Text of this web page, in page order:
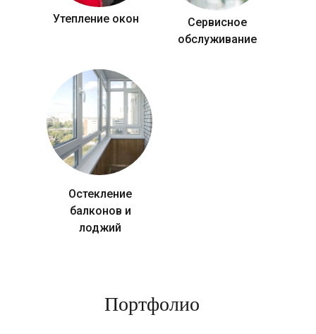
Утепление окон
Сервисное
обслуживание
Остекление
балконов и
лоджий
Портфолио